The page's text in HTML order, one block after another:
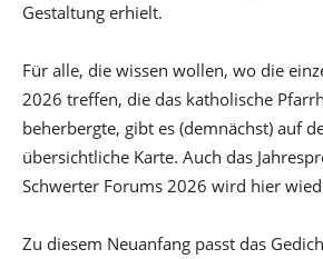
Gestaltung erhielt.
Für alle, die wissen wollen, wo die
2026 treffen, die das katholische
beherbergte, gibt es (demnächst) auf
übersichtliche Karte. Auch das
Schwerter Forums 2026 wird hier
Zu diesem Neuanfang passt das